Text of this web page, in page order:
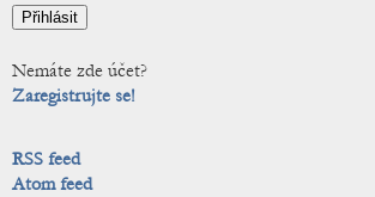
Nemáte zde účet?
Zaregistrujte se!
RSS feed
Atom feed